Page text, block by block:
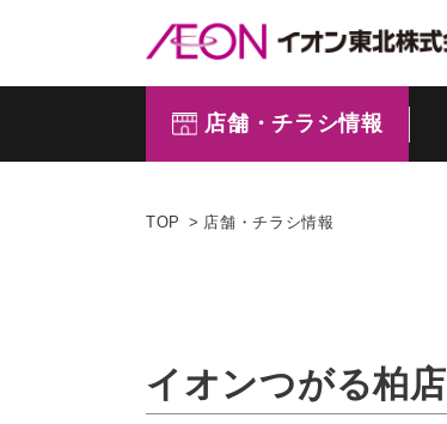
店舗・チラシ情報
TOP 店舗・チラシ情報
イオンつがる柏店